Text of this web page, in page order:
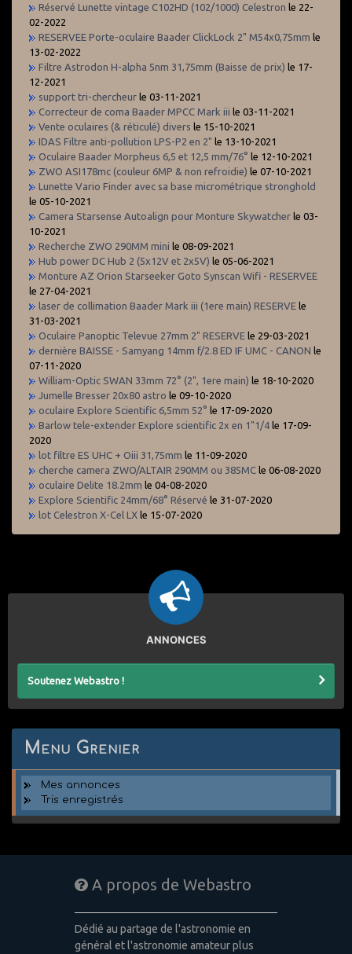
Réservé Lunette vintage C102HD (102/1000) Celestron le 22-
02-2022
RESERVEE Porte-oculaire Baader ClickLock 2" M54x0,75mm le
13-02-2022
Filtre Astrodon H-alpha 5nm 31,75mm (Baisse de prix) le 17-
12-2021
support tri-chercheur le 03-11-2021
Correcteur de coma Baader MPCC Mark iii le 03-11-2021
Vente oculaires (& réticulé) divers le 15-10-2021
IDAS Filtre anti-pollution LPS-P2 en 2" le 13-10-2021
Oculaire Baader Morpheus 6,5 et 12,5 mm/76° le 12-10-2021
ZWO ASI178mc (couleur 6MP & non refroidie) le 07-10-2021
Lunette Vario Finder avec sa base micrométrique stronghold
le 05-10-2021
Camera Starsense Autoalign pour Monture Skywatcher le 03-
10-2021
Recherche ZWO 290MM mini le 08-09-2021
Hub power DC Hub 2 (5x12V et 2x5V) le 05-06-2021
Monture AZ Orion Starseeker Goto Synscan Wifi - RESERVEE
le 27-04-2021
laser de collimation Baader Mark iii (1ere main) RESERVE le
31-03-2021
Oculaire Panoptic Televue 27mm 2" RESERVE le 29-03-2021
dernière BAISSE - Samyang 14mm f/2.8 ED IF UMC - CANON le
07-11-2020
William-Optic SWAN 33mm 72° (2", 1ere main) le 18-10-2020
Jumelle Bresser 20x80 astro le 09-10-2020
oculaire Explore Scientific 6,5mm 52° le 17-09-2020
Barlow tele-extender Explore scientific 2x en 1"1/4 le 17-09-
2020
lot filtre ES UHC + Oiii 31,75mm le 11-09-2020
cherche camera ZWO/ALTAIR 290MM ou 385MC le 06-08-2020
oculaire Delite 18.2mm le 04-08-2020
Explore Scientific 24mm/68° Réservé le 31-07-2020
lot Celestron X-Cel LX le 15-07-2020
ANNONCES
Soutenez Webastro !
Menu Grenier
Mes annonces
Tris enregistrés
A propos de Webastro
Dédié au partage de l'astronomie en
général et l'astronomie amateur plus